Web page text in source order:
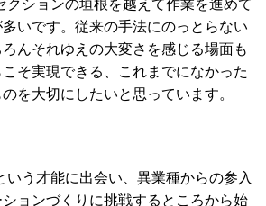
クションの垣根を越えて作業を進めて
いです。従来の手法にのっとらない
んそれゆえの大変さを感じる場面も
そ実現できる、これまでになかった
を大切にしたいと思っています。
いう才能に出会い、異業種からの参入
ョンづくりに挑戦するところから始